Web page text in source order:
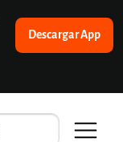
Descargar App